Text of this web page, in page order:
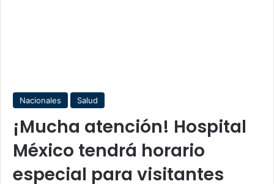
Nacionales Salud
¡Mucha atención! Hospital
México tendrá horario
especial para visitantes